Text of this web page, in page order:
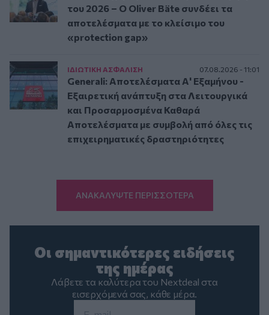
του 2026 – Ο Oliver Bäte συνδέει τα
αποτελέσματα με το κλείσιμο του
«protection gap»
ΙΔΙΩΤΙΚΗ ΑΣΦAΛΙΣΗ 07.08.2026 - 11:01
Generali: Αποτελέσματα Α' Εξαμήνου -
Εξαιρετική ανάπτυξη στα Λειτουργικά
και Προσαρμοσμένα Καθαρά
Αποτελέσματα με συμβολή από όλες τις
επιχειρηματικές δραστηριότητες
ΑΝΑΚΑΛΥΨΤΕ ΠΕΡΙΣΣΟΤΕΡΑ
Οι σημαντικότερες ειδήσεις
της ημέρας
Λάβετε τα καλύτερα του Nextdeal στα
εισερχόμενά σας, κάθε μέρα.